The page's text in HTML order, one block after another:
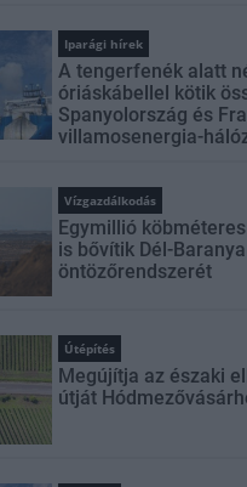
Iparági hírek
A tengerfenék alatt
óriáskábellel kötik
Spanyolország és
villamosenergia-
Vízgazdálkodás
Egymillió
is bővítik Dél-Baranya
öntözőrendszerét
Útépítés
Megújítja az északi
útját